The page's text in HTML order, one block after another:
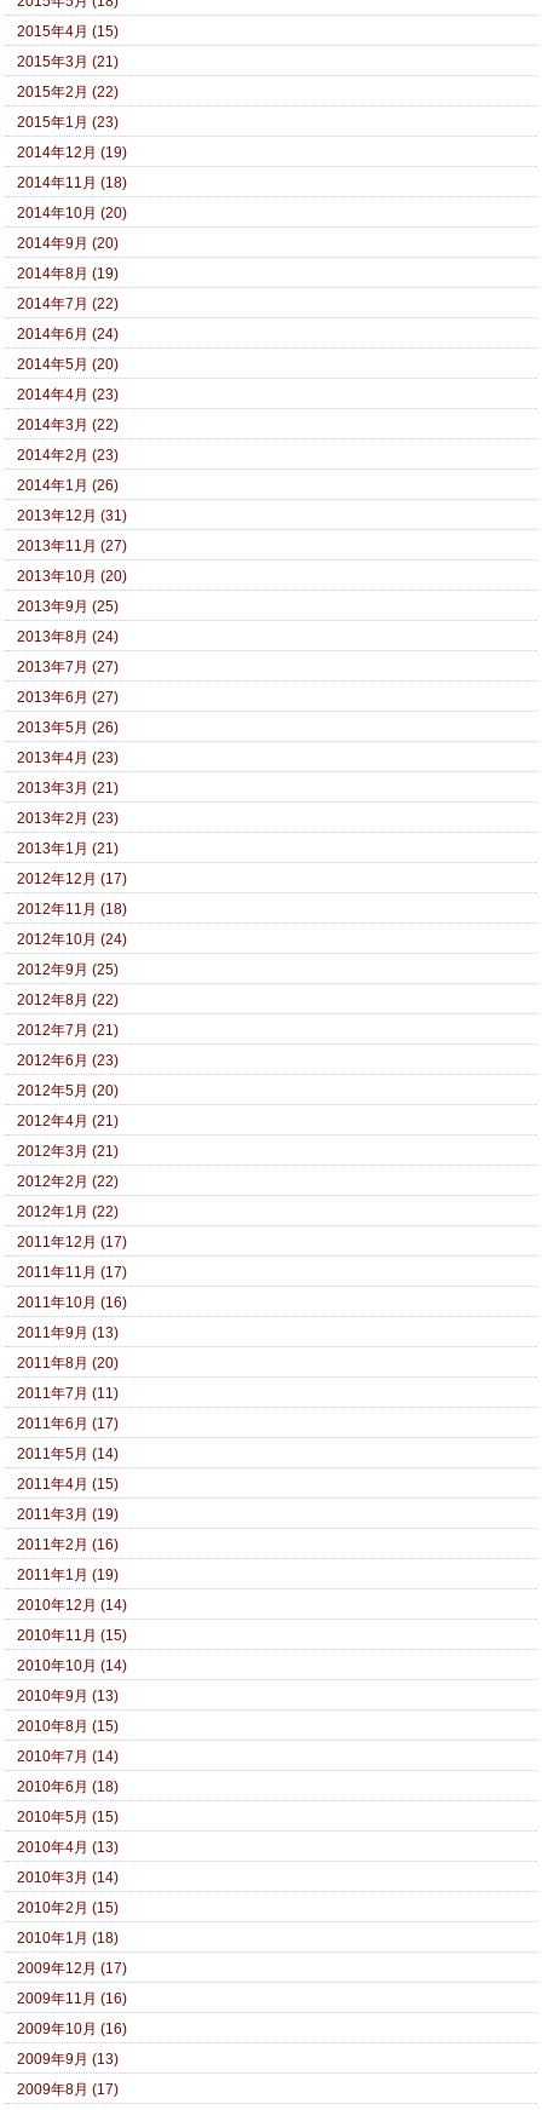
2015年4月 (15)
2015年3月 (21)
2015年2月 (22)
2015年1月 (23)
2014年12月 (19)
2014年11月 (18)
2014年10月 (20)
2014年9月 (20)
2014年8月 (19)
2014年7月 (22)
2014年6月 (24)
2014年5月 (20)
2014年4月 (23)
2014年3月 (22)
2014年2月 (23)
2014年1月 (26)
2013年12月 (31)
2013年11月 (27)
2013年10月 (20)
2013年9月 (25)
2013年8月 (24)
2013年7月 (27)
2013年6月 (27)
2013年5月 (26)
2013年4月 (23)
2013年3月 (21)
2013年2月 (23)
2013年1月 (21)
2012年12月 (17)
2012年11月 (18)
2012年10月 (24)
2012年9月 (25)
2012年8月 (22)
2012年7月 (21)
2012年6月 (23)
2012年5月 (20)
2012年4月 (21)
2012年3月 (21)
2012年2月 (22)
2012年1月 (22)
2011年12月 (17)
2011年11月 (17)
2011年10月 (16)
2011年9月 (13)
2011年8月 (20)
2011年7月 (11)
2011年6月 (17)
2011年5月 (14)
2011年4月 (15)
2011年3月 (19)
2011年2月 (16)
2011年1月 (19)
2010年12月 (14)
2010年11月 (15)
2010年10月 (14)
2010年9月 (13)
2010年8月 (15)
2010年7月 (14)
2010年6月 (18)
2010年5月 (15)
2010年4月 (13)
2010年3月 (14)
2010年2月 (15)
2010年1月 (18)
2009年12月 (17)
2009年11月 (16)
2009年10月 (16)
2009年9月 (13)
2009年8月 (17)